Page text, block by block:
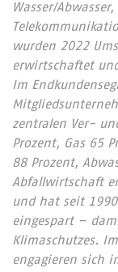
Wasser/
wurden 2022
erwirtschaftet
Im
zentralen Ver-
Prozent, Gas 65
88 Prozent,
Abfallwirtschaft
und hat seit
eingespart –
Klimaschutzes.
engagieren sich